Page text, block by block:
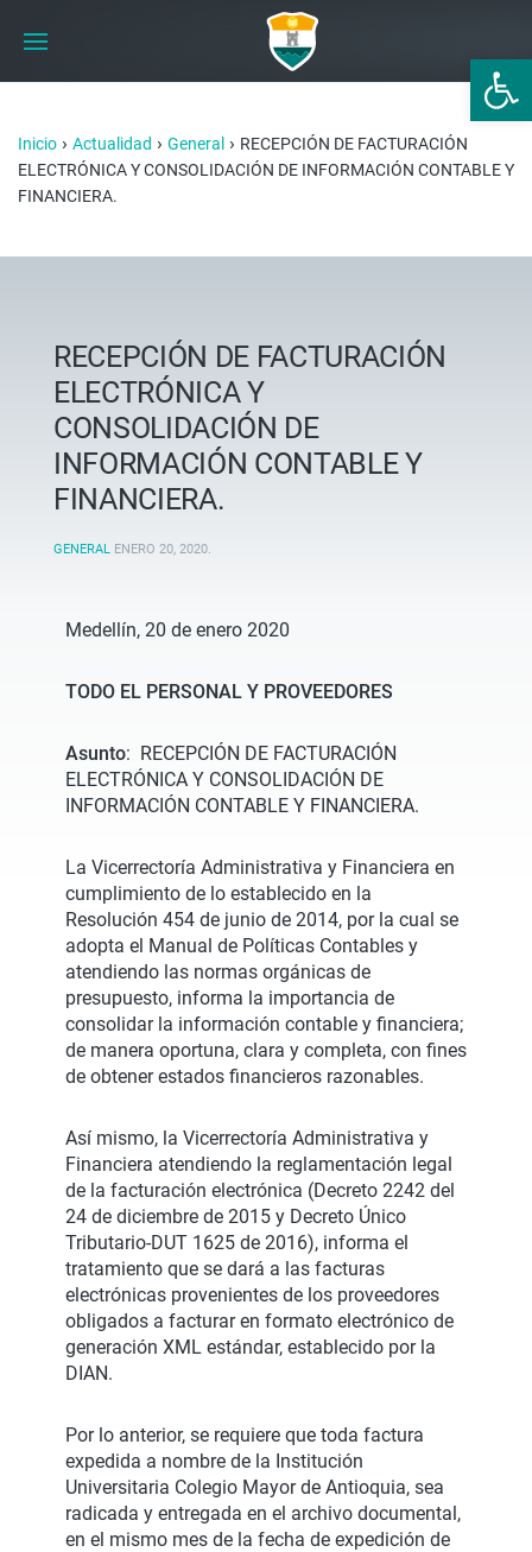
Abrir
Inicio › Actualidad › General › RECEPCIÓN DE FACTURACIÓN
ELECTRÓNICA Y CONSOLIDACIÓN DE INFORMACIÓN CONTABLE Y
FINANCIERA.
RECEPCIÓN DE FACTURACIÓN
ELECTRÓNICA Y
CONSOLIDACIÓN DE
INFORMACIÓN CONTABLE Y
FINANCIERA.
GENERAL ENERO 20, 2020.
Medellín, 20 de enero 2020
TODO EL PERSONAL Y PROVEEDORES
Asunto: RECEPCIÓN DE FACTURACIÓN
ELECTRÓNICA Y CONSOLIDACIÓN DE
INFORMACIÓN CONTABLE Y FINANCIERA.
La Vicerrectoría Administrativa y Financiera en
cumplimiento de lo establecido en la
Resolución 454 de junio de 2014, por la cual se
adopta el Manual de Políticas Contables y
atendiendo las normas orgánicas de
presupuesto, informa la importancia de
consolidar la información contable y financiera;
de manera oportuna, clara y completa, con fines
de obtener estados financieros razonables.
Así mismo, la Vicerrectoría Administrativa y
Financiera atendiendo la reglamentación legal
de la facturación electrónica (Decreto 2242 del
24 de diciembre de 2015 y Decreto Único
Tributario-DUT 1625 de 2016), informa el
tratamiento que se dará a las facturas
electrónicas provenientes de los proveedores
obligados a facturar en formato electrónico de
generación XML estándar, establecido por la
DIAN.
Por lo anterior, se requiere que toda factura
expedida a nombre de la Institución
Universitaria Colegio Mayor de Antioquia, sea
radicada y entregada en el archivo documental,
en el mismo mes de la fecha de expedición de